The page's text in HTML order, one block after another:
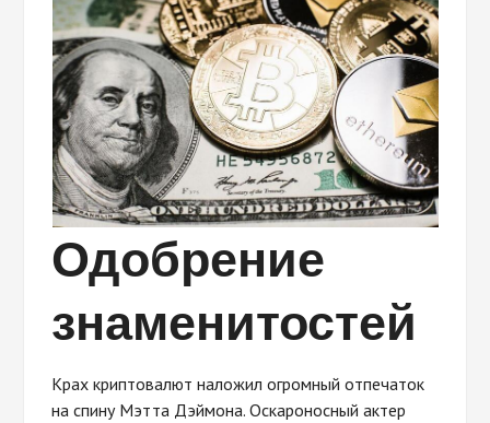
Одобрение
знаменитостей
Крах криптовалют наложил огромный отпечаток
на спину Мэтта Дэймона. Оскароносный актер